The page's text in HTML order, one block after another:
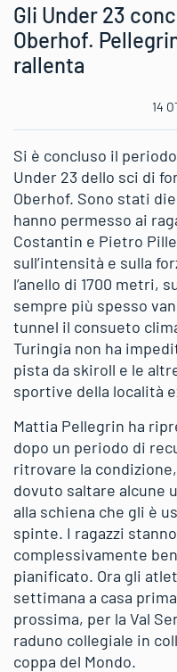
Gli Under 23
Oberhof.
rallenta
14
Si è concluso il
Under 23 dello sci di
Oberhof. Sono stati
hanno permesso ai
Costantin e Pietro
sull’intensità e sulla
l’anello di 1700 metri,
sempre più spesso
tunnel il consueto
Turingia non ha
pista da skiroll e le
sportive della località
Mattia Pellegrin ha
dopo un periodo di
ritrovare la
dovuto saltare alcune
alla schiena che gli è
spinte. I ragazzi
complessivamente
pianificato. Ora gli
settimana a casa
prossima, per la Val
raduno collegiale in
coppa del Mondo.